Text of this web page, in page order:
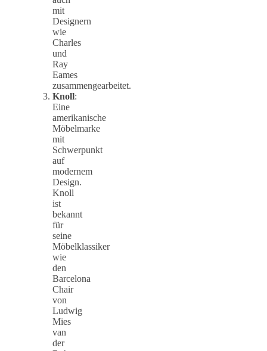
mit
Designern
wie
Charles
und
Ray
Eames
zusammengearbeitet.
Knoll:
Eine
amerikanische
Möbelmarke
mit
Schwerpunkt
auf
modernem
Design.
Knoll
ist
bekannt
für
seine
Möbelklassiker
wie
den
Barcelona
Chair
von
Ludwig
Mies
van
der